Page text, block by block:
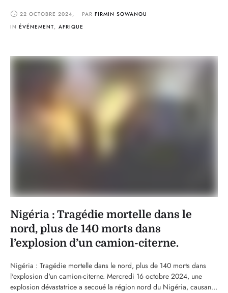
conseil d'arrondissement et l'Association de Développement de
Hlassame (ADH). Cette coopération vise à impulser une dynamique
22 OCTOBRE 2024, PAR FIRMIN SOWANOU
IN ÉVÉNEMENT, AFRIQUE
Nigéria : Tragédie mortelle dans le
nord, plus de 140 morts dans
l’explosion d’un camion-citerne.
Nigéria : Tragédie mortelle dans le nord, plus de 140 morts dans
l'explosion d'un camion-citerne. Mercredi 16 octobre 2024, une
explosion dévastatrice a secoué la région nord du Nigéria, causant